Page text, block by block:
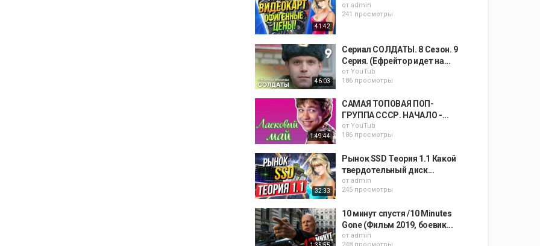
41:42
от admin
241 просмотры
46:03
Сериал СОЛДАТЫ. 8 Сезон. 9
Серия. (Ефрейтор идет на...
от YouTub
186 просмотры
1:49:44
САМАЯ ТОПОВАЯ ПОП-
ГРУППА СССР. НАЧАЛО -...
от YouTub
186 просмотры
32:33
Рынок SSD Теория 1.1 Какой
твердотельный диск...
от admin
245 просмотры
10 минут спустя /10 Minutes
Gone (Фильм 2019, боевик...
от admin